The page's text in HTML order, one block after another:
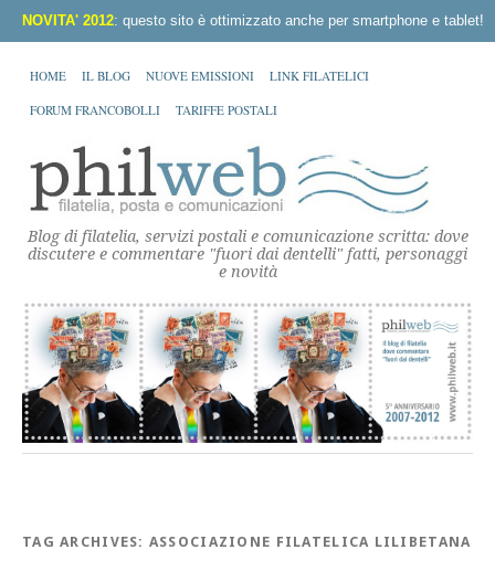
NOVITA' 2012: questo sito è ottimizzato anche per smartphone e tablet!
HOME IL BLOG NUOVE EMISSIONI LINK FILATELICI
FORUM FRANCOBOLLI TARIFFE POSTALI
Blog di filatelia, servizi postali e comunicazione scritta: dove
discutere e commentare "fuori dai dentelli" fatti, personaggi
e novità
TAG ARCHIVES: ASSOCIAZIONE FILATELICA LILIBETANA